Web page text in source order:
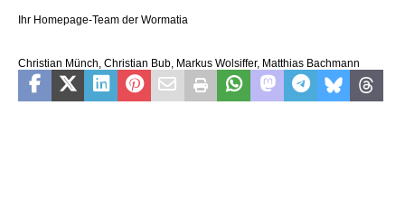
Ihr Homepage-Team der Wormatia
Christian Münch, Christian Bub, Markus Wolsiffer, Matthias Bachmann